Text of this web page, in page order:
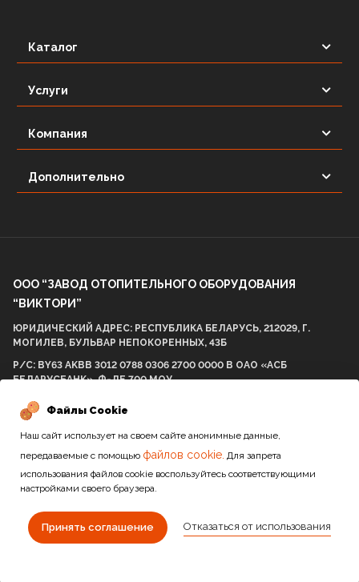
Каталог
Услуги
Компания
Дополнительно
ООО “ЗАВОД ОТОПИТЕЛЬНОГО ОБОРУДОВАНИЯ
“ВИКТОРИ”
ЮРИДИЧЕСКИЙ АДРЕС: РЕСПУБЛИКА БЕЛАРУСЬ, 212029, Г.
МОГИЛЕВ, БУЛЬВАР НЕПОКОРЕННЫХ, 43Б
Р/С: BY63 AKBB 3012 0788 0306 2700 0000 В ОАО «АСБ
БЕЛАРУСБАНК», Ф-ЛЕ 700 МОУ
БИК AKBBBY21700 УНП: 812001575 ОКПО 298057537000
2010-2026 / Все права защищены
Файлы Cookie
Наш сайт использует на своем сайте анонимные данные,
передаваемые с помощью файлов cookie. Для запрета
использования файлов cookie воспользуйтесь соответствующими
настройками своего браузера.
Отказаться от использования
Принять соглашение